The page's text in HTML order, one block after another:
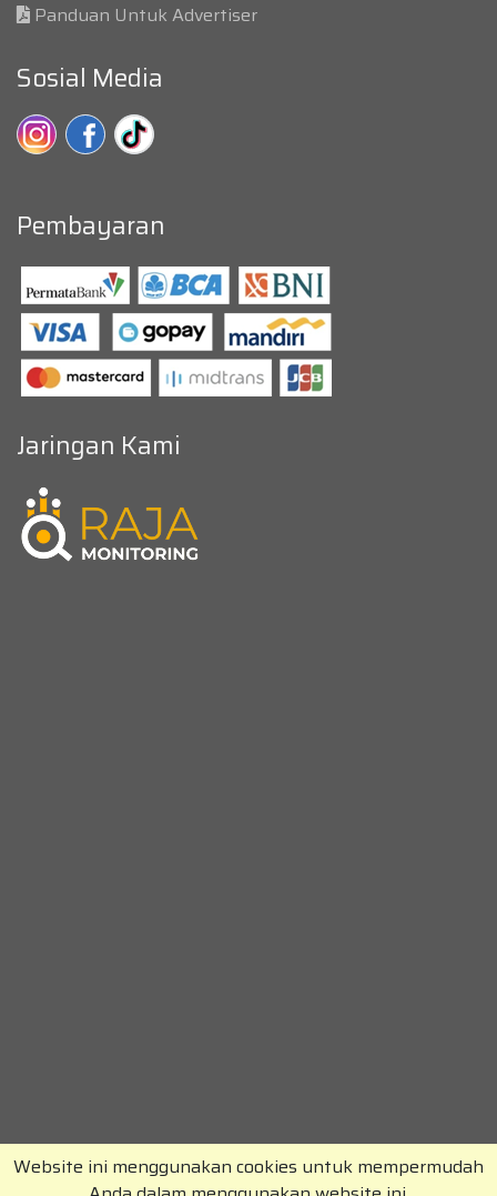
Panduan Untuk Advertiser
Sosial Media
Pembayaran
Jaringan Kami
Website ini menggunakan cookies untuk mempermudah